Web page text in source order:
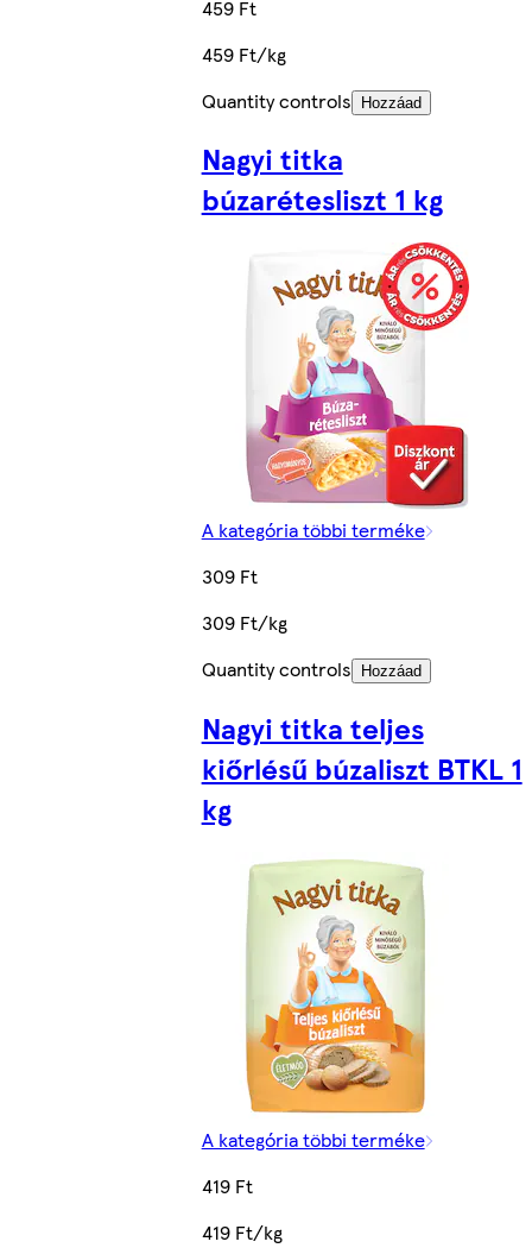
459 Ft
459 Ft/kg
Quantity controls
Hozzáad
Nagyi titka
búzarétesliszt 1 kg
A kategória többi terméke
309 Ft
309 Ft/kg
Quantity controls
Hozzáad
Nagyi titka teljes
kiőrlésű búzaliszt BTKL 1
kg
A kategória többi terméke
419 Ft
419 Ft/kg